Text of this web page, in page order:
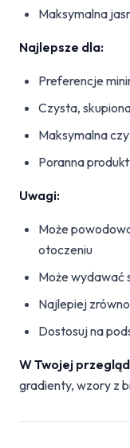
Maksymalna
Najlepsze dla:
Preferencje
Czysta,
Maksymalna
Poranna
Uwagi:
Może
otoczeniu
Może wydawać
Najlepiej
Dostosuj na
W Twojej
gradienty, wzory z